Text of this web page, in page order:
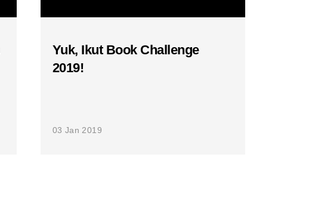
Yuk, Ikut Book Challenge
2019!
03 Jan 2019